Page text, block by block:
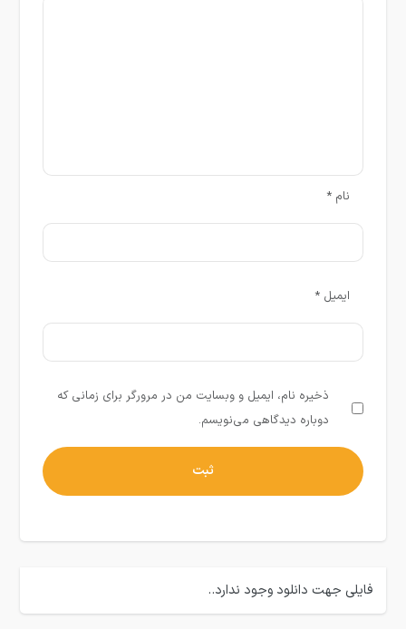
نام*
ایمیل*
ذخیره نام، ایمیل و وبسایت من در مرورگر برای زمانی که
دوباره دیدگاهی می‌نویسم.
فایلی جهت دانلود وجود ندارد..